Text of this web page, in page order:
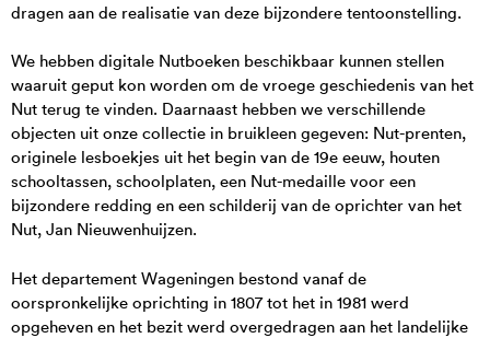
dragen aan de realisatie van deze bijzondere tentoonstelling.
We hebben digitale Nutboeken beschikbaar kunnen stellen
waaruit geput kon worden om de vroege geschiedenis van het
Nut terug te vinden. Daarnaast hebben we verschillende
objecten uit onze collectie in bruikleen gegeven: Nut-prenten,
originele lesboekjes uit het begin van de 19e eeuw, houten
schooltassen, schoolplaten, een Nut-medaille voor een
bijzondere redding en een schilderij van de oprichter van het
Nut, Jan Nieuwenhuijzen.
Het departement Wageningen bestond vanaf de
oorspronkelijke oprichting in 1807 tot het in 1981 werd
opgeheven en het bezit werd overgedragen aan het landelijke